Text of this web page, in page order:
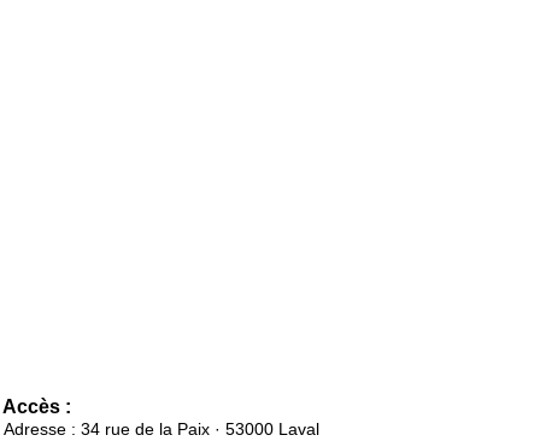
Accès :
Adresse : 34 rue de la Paix · 53000 Laval